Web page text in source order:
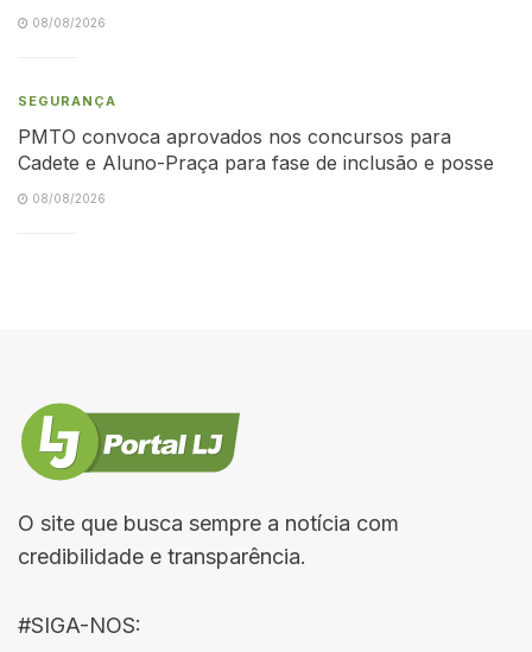
08/08/2026
SEGURANÇA
PMTO convoca aprovados nos concursos para
Cadete e Aluno-Praça para fase de inclusão e posse
08/08/2026
O site que busca sempre a notícia com
credibilidade e transparência.
#SIGA-NOS: